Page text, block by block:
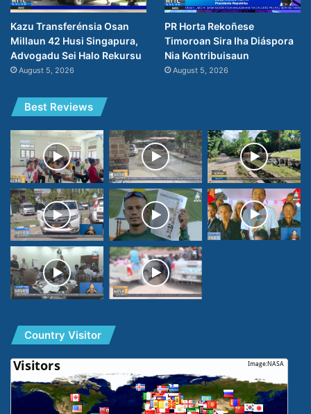
Kazu Transferénsia Osan
Millaun 42 Husi Singapura,
Advogadu Sei Halo Rekursu
August 5, 2026
PR Horta Rekoñese
Timoroan Sira Iha Diáspora
Nia Kontribuisaun
August 5, 2026
Best Reviews
Country Visitor